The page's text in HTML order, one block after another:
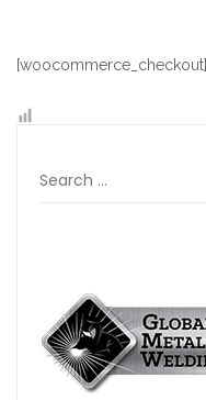
[woocommerce_checkout]